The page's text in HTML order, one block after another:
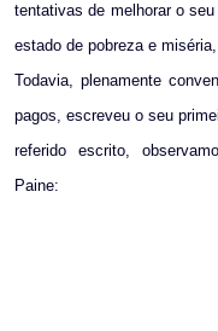
tentativas de melhorar o
estado de pobreza e
Todavia, plenamente
pagos, escreveu o seu
referido escrito,
Paine: